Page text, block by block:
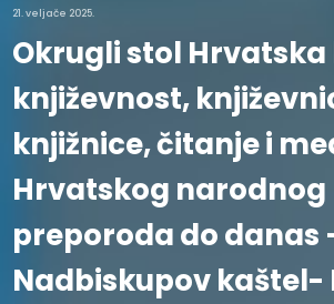
21. veljače 2025.
Okrugli stol
književnost,
knjižnice, čitanje i
Hrvatskog narodnog
preporoda do danas
Nadbiskupov kaštel-